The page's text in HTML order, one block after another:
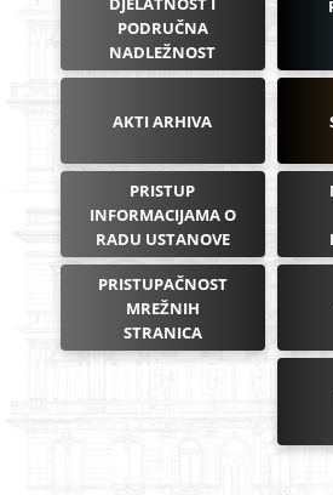
PODRUČNA
NADLEŽNOST
AKTI ARHIVA
PRISTUP
INFORMACIJAMA O
RADU USTANOVE
PRISTUPAČNOST
MREŽNIH
STRANICA